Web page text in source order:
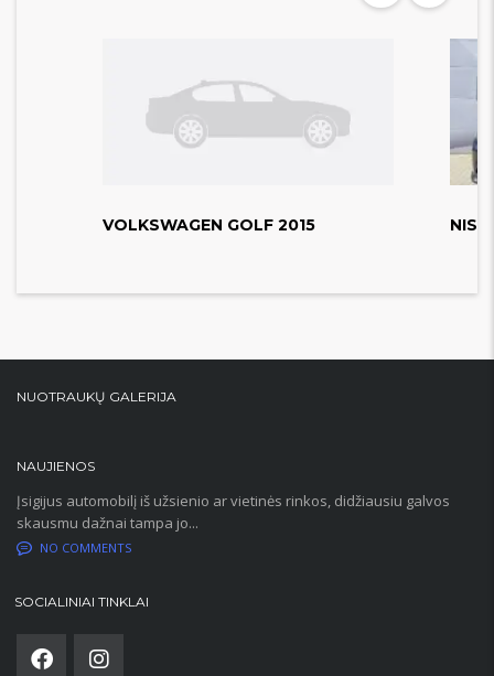
VOLKSWAGEN GOLF 2015
NUOTRAUKŲ GALERIJA
NAUJIENOS
Įsigijus automobilį iš užsienio ar vietinės rinkos, didžiausiu galvos
skausmu dažnai tampa jo...
NO COMMENTS
SOCIALINIAI TINKLAI